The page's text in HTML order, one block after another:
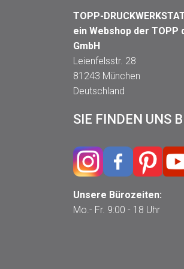
TOPP-
ein Webshop der TOPP
GmbH
Leienfelsstr. 28
81243 München
Deutschland
SIE FINDEN UNS
Unsere Bürozeiten:
Mo.- Fr. 9:00 - 18 Uhr